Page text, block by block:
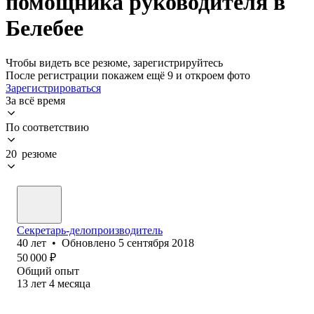
Белебее
Чтобы видеть все резюме, зарегистрируйтесь
После регистрации покажем ещё 9 и откроем фото
Зарегистрироваться
За всё время
По соответствию
20 резюме
Секретарь-делопроизводитель
40 лет • Обновлено 5 сентября 2018
50 000 ₽
Общий опыт
13 лет 4 месяца